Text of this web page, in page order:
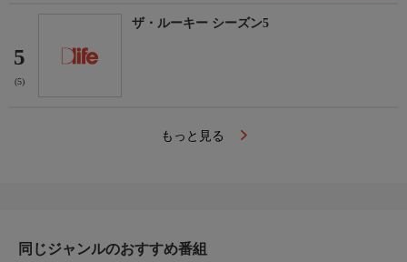
5
(5)
ザ・ルーキー シーズン5
もっと見る
同じジャンルのおすすめ番組